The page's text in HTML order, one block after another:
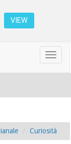
VIEW
Curiosità